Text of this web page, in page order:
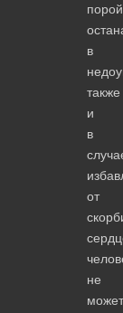
порой
в
также
и
в
от
не
может